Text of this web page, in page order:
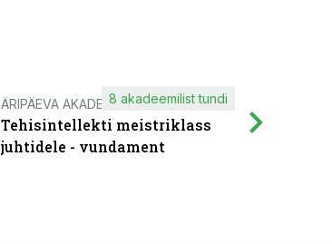
ÄRIPÄEVA AKADEEMIA
Tehisintellekti meistriklass
juhtidele - vundament
8 akadeemilist tundi